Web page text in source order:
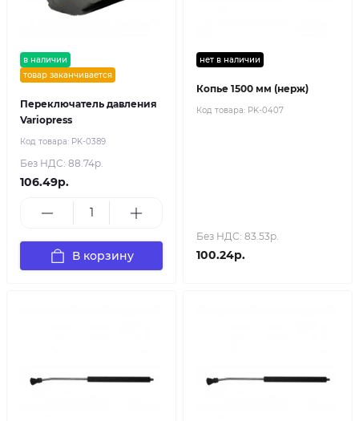
в наличии
товар заканчивается
Переключатель давления
Variopress
Код товара: PK-0389
Без НДС: 88.74р.
106.49р.
В корзину
нет в наличии
Копье 1500 мм (нерж)
Код товара: PK-0407
Без НДС: 83.53р.
100.24р.